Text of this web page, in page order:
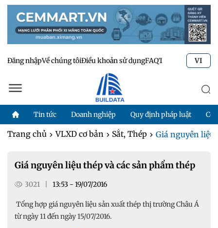
Đăng nhậpVề chúng tôiĐiều khoản sử dụngFAQTư vấn kỹ thuật
VI
Tin tức Doanh nghiệp Quy định pháp luật
Trang chủ VLXD cơ bản Sắt, Thép Giá nguyên liệu
Giá nguyên liệu thép và các sản phẩm thép
3021 13:53 - 19/07/2016
Tổng hợp giá nguyên liệu sản xuất thép thị trường Châu Á
từ ngày 11 đến ngày 15/07/2016.